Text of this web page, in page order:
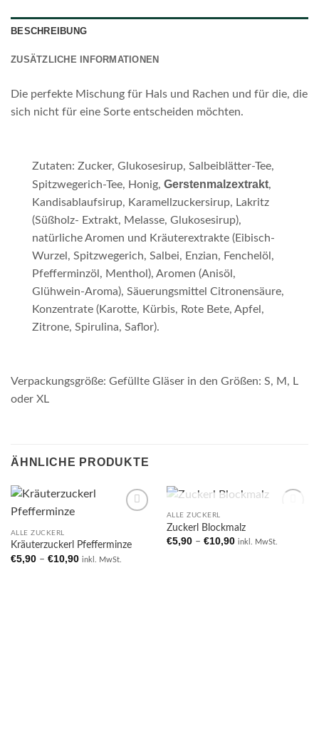
BESCHREIBUNG
ZUSÄTZLICHE INFORMATIONEN
Die perfekte Mischung für Hals und Rachen und für die, die
sich nicht für eine Sorte entscheiden möchten.
Zutaten: Zucker, Glukosesirup, Salbeiblätter-Tee,
Spitzwegerich-Tee, Honig, Gerstenmalzextrakt,
Kandisablaufsirup, Karamellzuckersirup, Lakritz
(Süßholz- Extrakt, Melasse, Glukosesirup),
natürliche Aromen und Kräuterextrakte (Eibisch-
Wurzel, Spitzwegerich, Salbei, Enzian, Fenchelöl,
Pfefferminzöl, Menthol), Aromen (Anisöl,
Glühwein-Aroma), Säuerungsmittel Citronensäure,
Konzentrate (Karotte, Kürbis, Rote Bete, Apfel,
Zitrone, Spirulina, Saflor).
Verpackungsgröße: Gefüllte Gläser in den Größen: S, M, L
oder XL
ÄHNLICHE PRODUKTE
ALLE ZUCKERL
Kräuterzuckerl Pfefferminze
€5,90– €10,90 inkl. MwSt.
NICHT VORRÄTIG
ALLE ZUCKERL
Zuckerl Blockmalz
€5,90– €10,90 inkl. MwSt.